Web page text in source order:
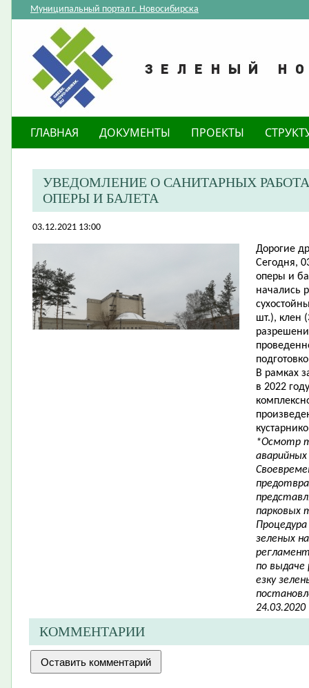
Муниципальный портал г. Новосибирска
ГЛАВНАЯ ДОКУМЕНТЫ ПРОЕКТЫ
УВЕДОМЛЕНИЕ О САНИТАРНЫХ
ОПЕРЫ И БАЛЕТА
03.12.2021 13:00
Дорогие
Сегодня,
оперы и
начались
шт.), клен
В рамках
в 2022
*Осмотр
аварийных
парковых
зеленых
по выдаче
езку
КОММЕНТАРИИ